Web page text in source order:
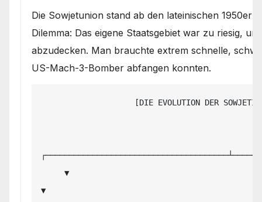
Die Sowjetunion stand ab den lateinischen 1950er
Dilemma: Das eigene Staatsgebiet war zu riesig,
abzudecken. Man brauchte extrem schnelle,
US-Mach-3-Bomber abfangen konnten.
▼